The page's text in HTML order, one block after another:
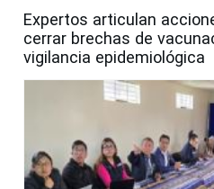
Expertos articulan
cerrar brechas de
vigilancia epidemiológica